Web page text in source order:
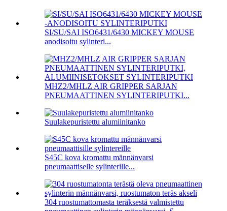
SI/SU/SAI ISO6431/6430 MICKEY MOUSE
anodisoitu sylinteri...
MHZ2/MHLZ AIR GRIPPER SARJAN
PNEUMAATTINEN SYLINTERIPUTKI...
Suulakepuristettu alumiinitanko
S45C kova kromattu männänvarsi
pneumaattiselle sylinterille...
304 ruostumattomasta teräksestä valmistettu